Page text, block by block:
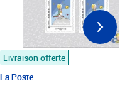
Livraison offerte
La Poste